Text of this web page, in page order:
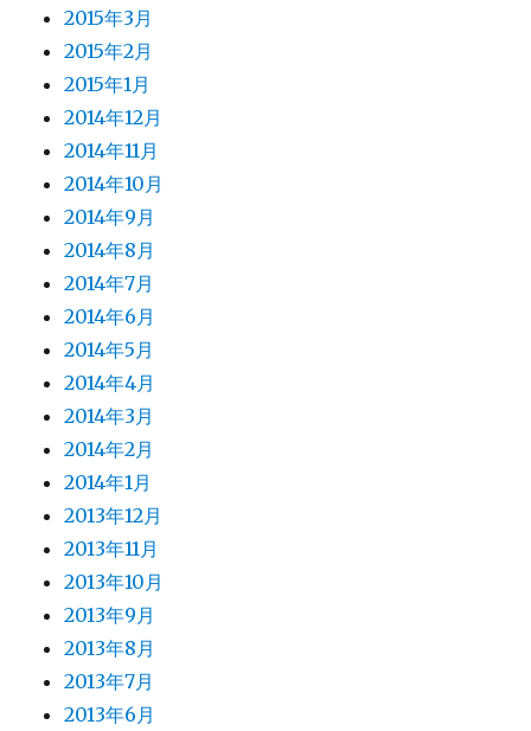
2015年3月
2015年2月
2015年1月
2014年12月
2014年11月
2014年10月
2014年9月
2014年8月
2014年7月
2014年6月
2014年5月
2014年4月
2014年3月
2014年2月
2014年1月
2013年12月
2013年11月
2013年10月
2013年9月
2013年8月
2013年7月
2013年6月